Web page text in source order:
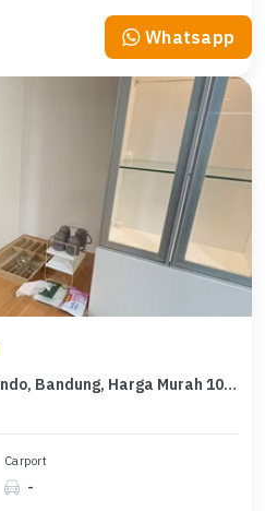
Whatsapp
Apartemen Nyaman di Cicendo, Bandung, Harga Murah 100 Juta /tahun
Carport
-